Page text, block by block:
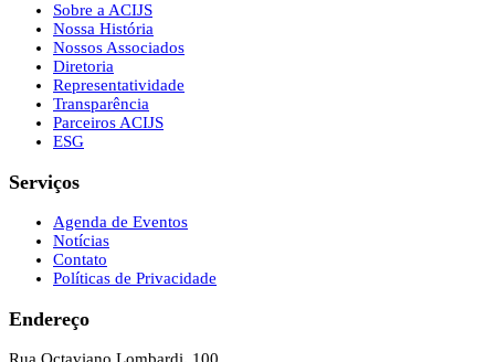
Sobre a ACIJS
Nossa História
Nossos Associados
Diretoria
Representatividade
Transparência
Parceiros ACIJS
ESG
Serviços
Agenda de Eventos
Notícias
Contato
Políticas de Privacidade
Endereço